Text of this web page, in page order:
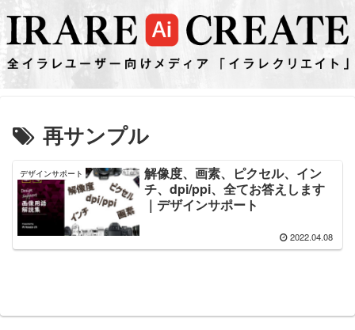
再サンプル
デザインサポート
解像度、画素、ピクセル、イン
チ、dpi/ppi、全てお答えします
｜デザインサポート
2022.04.08